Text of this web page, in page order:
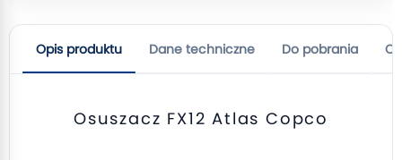
Opis produktu Dane techniczne Do pobrania
Osuszacz FX12 Atlas Copco